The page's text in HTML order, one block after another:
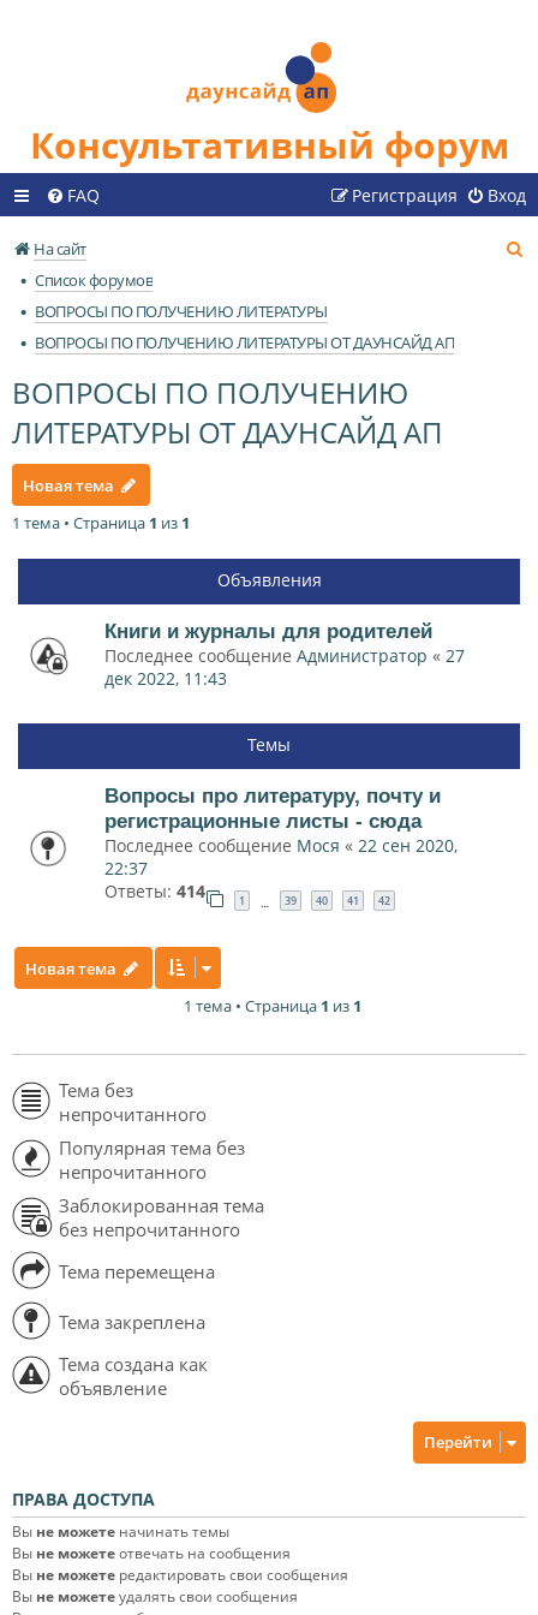
Консультативный форум
FAQ Вход
Регистрация
На сайт
Список форумов
ВОПРОСЫ ПО ПОЛУЧЕНИЮ ЛИТЕРАТУРЫ
ВОПРОСЫ ПО ПОЛУЧЕНИЮ ЛИТЕРАТУРЫ ОТ ДАУНСАЙД АП
ВОПРОСЫ ПО ПОЛУЧЕНИЮ
ЛИТЕРАТУРЫ ОТ ДАУНСАЙД АП
Новая тема
1 тема • Страница 1 из 1
Объявления
Книги и журналы для родителей
Последнее сообщение Администратор « 27
дек 2022, 11:43
Темы
Вопросы про литературу, почту и
регистрационные листы - сюда
Последнее сообщение Мося « 22 сен 2020,
22:37
Ответы: 414 1 … 39 40 41 42
Новая тема
1 тема • Страница 1 из 1
Тема без
непрочитанного
Популярная тема без
непрочитанного
Заблокированная тема
без непрочитанного
Тема перемещена
Тема закреплена
Тема создана как
объявление
Перейти
ПРАВА ДОСТУПА
Вы не можете начинать темы
Вы не можетеотвечать на сообщения
Вы не можете редактировать свои сообщения
Вы не можетеудалять свои сообщения